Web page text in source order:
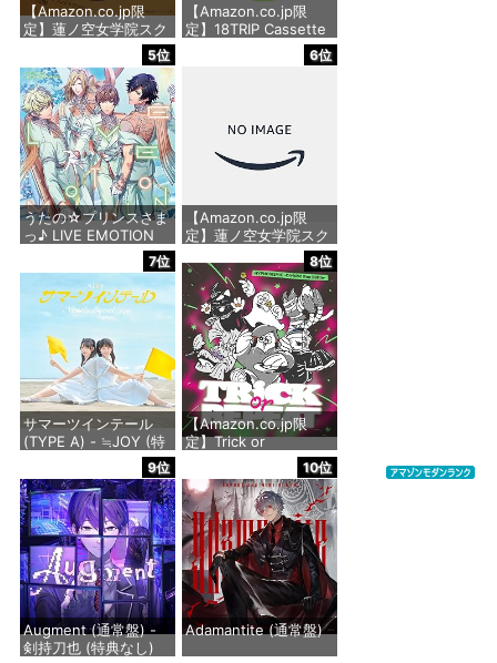
【Amazon.co.jp限
定】蓮ノ空女学院スク
ールアイドルクラブ
2nd SPECIALアルバム
「おいでよ！石川大観
光Ⅱ」 - 蓮ノ空女学院
スクールアイドルクラ
ブ[日野下花帆、村野
さやか、乙宗 梢、夕霧
綴理、大沢瑠璃乃、藤
島 慈、百生吟子、徒町
小
価格：¥2,860
【Amazon.co.jp限
定】18TRIP Cassette
ARTISTS(アクリルキ
5位
うたの☆プリンスさま
っ♪ LIVE EMOTION
2nd Anniversary CD
トキヤ・カミュ・瑛
二・大和
価格：¥1,980
6位
【Amazon.co.jp限
定】蓮ノ空女学院スク
ールアイドルクラブ
Extraシングル「タイ
トル未定」 - 蓮ノ空女
学院スクールアイドル
クラブ[日野下花帆、
村野さやか、大沢瑠璃
乃、百生吟子、徒町小
鈴、安養寺姫芽、セラ
ス 柳田 リリエンフェ
ルト、桂城
価格：¥1,430
7位
サマーツインテール
(TYPE A) - ≒JOY (特
価格：¥1,488
8位
【Amazon.co.jp限
定】Trick or
Repeat[初回限定盤] -
ヒプノシスマイク -
Division Rap Battle-
(A4クリアファイル
(Buster Bros!!! ver.)
付き)
価格：¥6,600
9位
Augment (通常盤) -
剣持刀也 (特典なし)
10位
Adamantite (通常盤)